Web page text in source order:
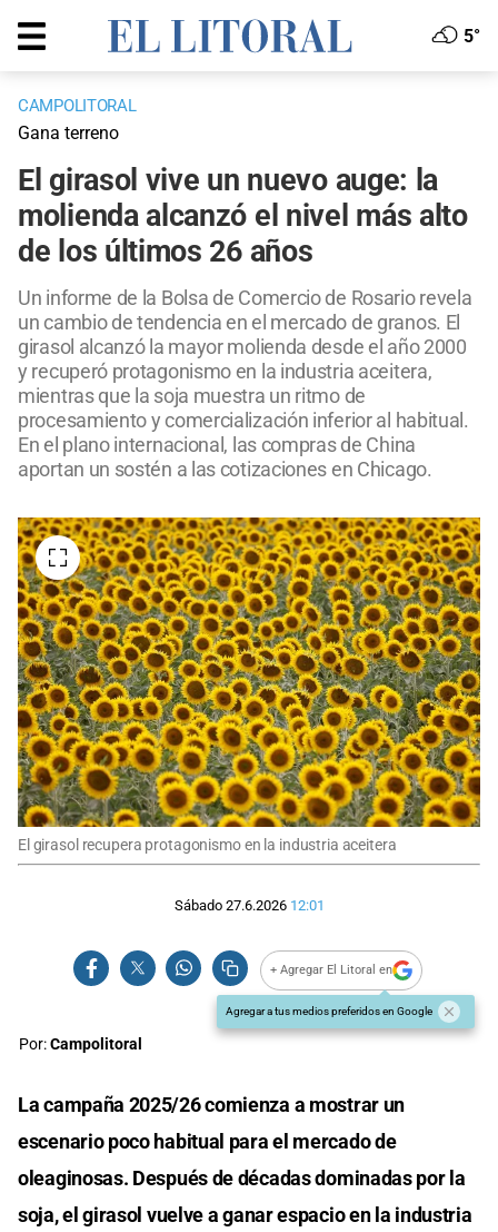
5°
CAMPOLITORAL
Gana terreno
El girasol vive un nuevo auge: la
molienda alcanzó el nivel más alto
de los últimos 26 años
Un informe de la Bolsa de Comercio de Rosario revela
un cambio de tendencia en el mercado de granos. El
girasol alcanzó la mayor molienda desde el año 2000
y recuperó protagonismo en la industria aceitera,
mientras que la soja muestra un ritmo de
procesamiento y comercialización inferior al habitual.
En el plano internacional, las compras de China
aportan un sostén a las cotizaciones en Chicago.
El girasol recupera protagonismo en la industria aceitera
Sábado 27.6.2026 12:01
+ Agregar El Litoral en
Agregar a tus medios preferidos en Google
Por:Campolitoral
La campaña 2025/26 comienza a mostrar un
escenario poco habitual para el mercado de
oleaginosas. Después de décadas dominadas por la
soja, el girasol vuelve a ganar espacio en la industria